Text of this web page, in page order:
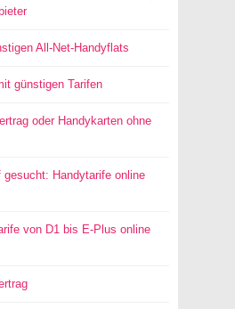
All-Net-Handyflats
günstigen Tarifen
oder Handykarten ohne
gesucht: Handytarife online
von D1 bis E-Plus online